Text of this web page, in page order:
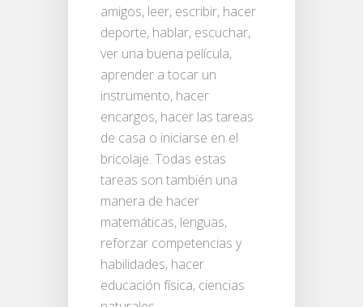
amigos, leer, escribir, hacer
deporte, hablar, escuchar,
ver una buena película,
aprender a tocar un
instrumento, hacer
encargos, hacer las tareas
de casa o iniciarse en el
bricolaje. Todas estas
tareas son también una
manera de hacer
matemáticas, lenguas,
reforzar competencias y
habilidades, hacer
educación física, ciencias